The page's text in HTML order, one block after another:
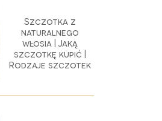
Szczotka z
naturalnego
włosia | Jaką
szczotkę kupić |
Rodzaje szczotek